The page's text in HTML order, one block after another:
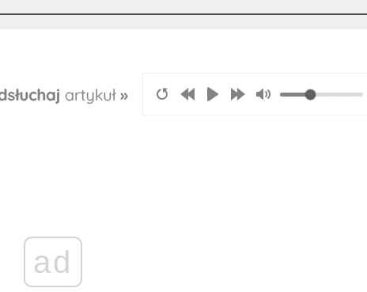
ad